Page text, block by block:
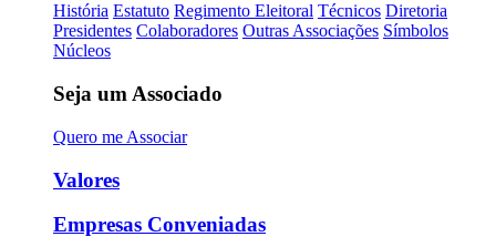
História Estatuto Regimento Eleitoral Técnicos Diretoria
Presidentes Colaboradores Outras Associações Símbolos
Núcleos
Seja um Associado
Quero me Associar
Valores
Empresas Conveniadas